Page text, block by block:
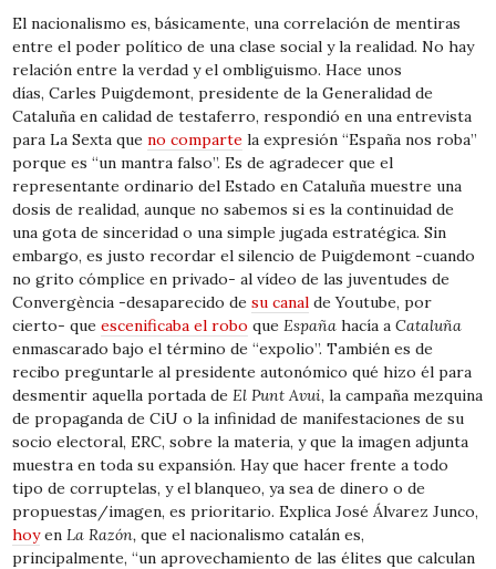
El nacionalismo es, básicamente, una correlación de mentiras
entre el poder político de una clase social y la realidad. No hay
relación entre la verdad y el ombliguismo. Hace unos
días, Carles Puigdemont, presidente de la Generalidad de
Cataluña en calidad de testaferro, respondió en una entrevista
para La Sexta queno comparte la expresión “España nos roba”
porque es “un mantra falso”. Es de agradecer que el
representante ordinario del Estado en Cataluña muestre una
dosis de realidad, aunque no sabemos si es la continuidad de
una gota de sinceridad o una simple jugada estratégica. Sin
embargo, es justo recordar el silencio de Puigdemont -cuando
no grito cómplice en privado- al vídeo de las juventudes de
Convergència -desaparecido desu canal de Youtube, por
cierto- queescenificaba el robo queEspaña hacía aCataluña
enmascarado bajo el término de “expolio”. También es de
recibo preguntarle al presidente autonómico qué hizo él para
desmentir aquella portada deEl Punt Avui, la campaña mezquina
de propaganda de CiU o la infinidad de manifestaciones de su
socio electoral, ERC, sobre la materia, y que la imagen adjunta
muestra en toda su expansión. Hay que hacer frente a todo
tipo de corruptelas, y el blanqueo, ya sea de dinero o de
propuestas/imagen, es prioritario. Explica José Álvarez Junco,
hoyenLa Razón, que el nacionalismo catalán es,
principalmente, “un aprovechamiento de las élites que calculan